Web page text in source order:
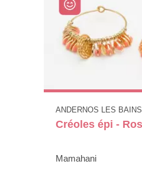
ANDERNOS LES
Créoles épi -
Mamahani